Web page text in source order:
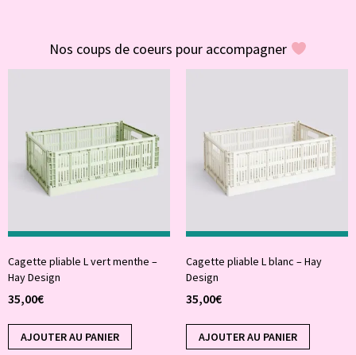
Nos coups de coeurs pour accompagner
Cagette pliable L vert menthe –
Hay Design
35,00€
AJOUTER AU PANIER
Cagette pliable L blanc – Hay
Design
35,00€
AJOUTER AU PANIER